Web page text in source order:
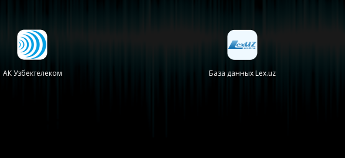
АК Узбектелеком База данных Lex.uz